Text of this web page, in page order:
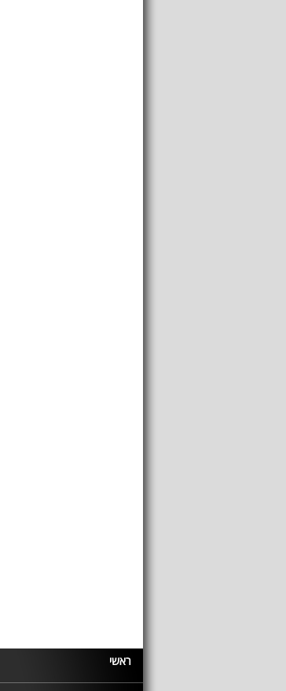
ראשי